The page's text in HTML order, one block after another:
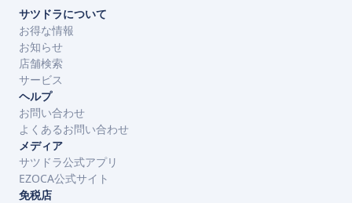
サツドラについて
お得な情報
お知らせ
店舗検索
サービス
ヘルプ
お問い合わせ
よくあるお問い合わせ
メディア
サツドラ公式アプリ
EZOCA公式サイト
免税店